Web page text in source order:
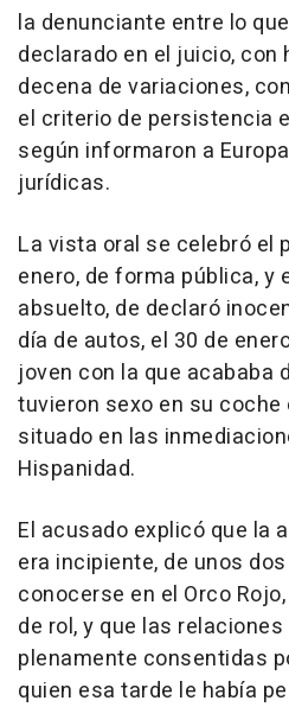
la denunciante entre lo
declarado en el juicio, con
decena de variaciones,
el criterio de persistencia
según informaron a
jurídicas.
La vista oral se celebró el
enero, de forma pública, y
absuelto, de declaró
día de autos, el 30 de
joven con la que acababa
tuvieron sexo en su
situado en las
Hispanidad.
El acusado explicó que la
era incipiente, de unos
conocerse en el Orco
de rol, y que las
plenamente consentidas
quien esa tarde le había